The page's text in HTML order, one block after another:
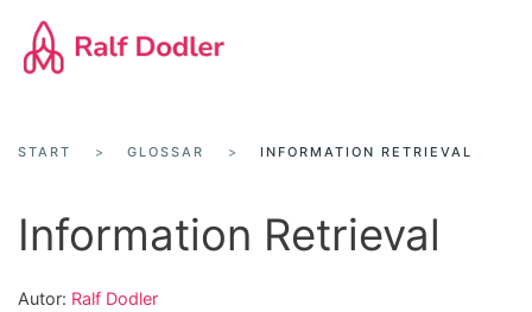
Zum
START GLOSSAR INFORMATION RETRIEVAL
Information Retrieval
Autor: Ralf Dodler